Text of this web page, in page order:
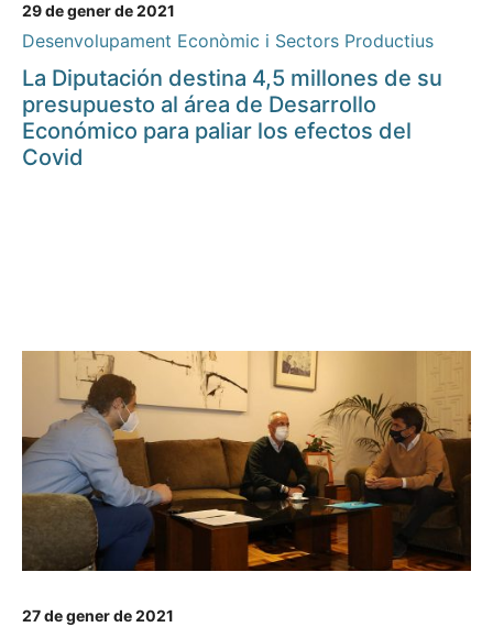
29 de gener de 2021
Desenvolupament Econòmic i Sectors Productius
La Diputación destina 4,5 millones de su
presupuesto al área de Desarrollo
Económico para paliar los efectos del
Covid
27 de gener de 2021